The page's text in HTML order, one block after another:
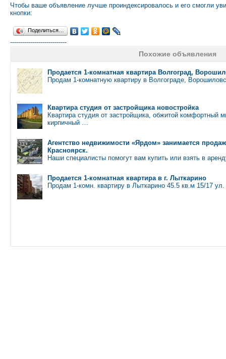
Чтобы ваше объявление лучше проиндексировалось и его смогли
кнопки:
Поделиться…
----------------------------
Похожие объявления
Продается 1-комнатная квартира Волгоград,
Продам 1-комнатную квартиру в Волгограде,
Квартира студия от застройщика новостройка
Квартира студия от застройщика, обжитой комфортный
кирпичный …
Агентство недвижимости «Ярдом» занимается
Красноярск.
Наши специалисты помогут вам купить или взять в
Продается 1-комнатная квартира в г. Лыткарино
Продам 1-комн. квартиру в Лыткарино 45.5 кв.м 15/17